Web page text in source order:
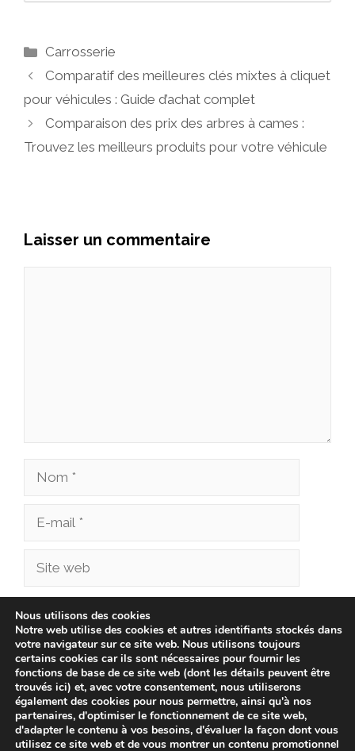
Catégories
Carrosserie
Comparatif des meilleures clés mixtes à cliquet
pour véhicules : Guide d’achat complet
Comparaison des prix des arbres à cames :
Trouvez les meilleurs produits pour votre véhicule
Laisser un commentaire
Nom
Site
Enregistrer mon nom, mon e-mail et mon site
dans le navigateur pour mon prochain
commentaire.
Nous utilisons des cookies
Notre web utilise des cookies et autres identifiants stockés dans
votre navigateur sur ce site web. Nous utilisons toujours
certains cookies car ils sont nécessaires pour fournir les
fonctions de base de ce site web (dont les détails peuvent être
trouvés ici) et, avec votre consentement, nous utiliserons
également des cookies pour nous permettre, ainsi qu'à nos
partenaires, d'optimiser le fonctionnement de ce site web,
d'adapter le contenu à vos besoins, d'évaluer la façon dont vous
utilisez ce site web et de vous montrer un contenu promotionnel